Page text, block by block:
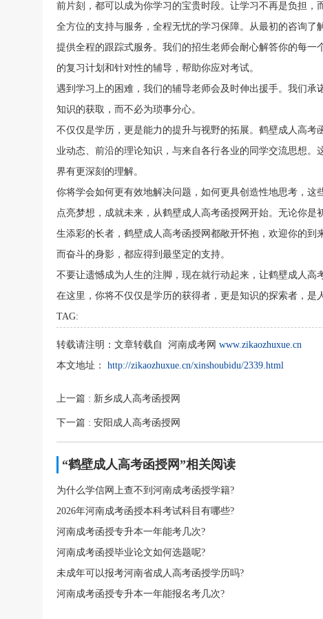
前片刻，都可以成为你学习的宝贵时段。让学习不再是负担，
全方位的支持与服务，全程无忧的学习保障。从最初的咨询
提供全程的跟踪式服务。我们的招生老师会耐心解答你的每
的复习计划和针对性的辅导，帮助你应对考试。
遇到学习上的困难，我们的辅导老师会及时伸出援手。我们
知识的获取，而不必为琐事分心。
不仅仅是学历，更是能力的提升与视野的拓展。鹤壁成人高
业动态、前沿的理论知识，与来自各行各业的同学交流思想
界有更深刻的理解。
你将学会如何更有效地解决问题，如何更具创造性地思考，这
点亮梦想，成就未来，从鹤壁成人高考函授网开始。无论你
生添彩的长者，鹤壁成人高考函授网都敞开怀抱，欢迎你的
而奋斗的身影，都应得到最坚定的支持。
不要让遗憾成为人生的注脚，现在就行动起来，让鹤壁成人高
在这里，你将不仅仅是学历的获得者，更是知识的探索者，是
TAG:
转载请注明： 文章转载自 河南成考网 www.zikaozhuxue.cn
本文地址：
http://zikaozhuxue.cn/xinshoubidu/2339.html
上一篇 : 新乡成人高考函授网
下一篇 : 安阳成人高考函授网
“鹤壁成人高考函授网”相关阅读
为什么学信网上查不到河南成考函授学籍?
2026年河南成考函授本科考试科目有哪些?
河南成考函授专升本一年能考几次?
河南成考函授毕业论文如何选题呢?
未成年可以报考河南省成人高考函授学历吗?
河南成考函授专升本一年能报名考几次?